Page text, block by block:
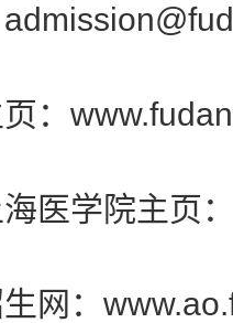
学院主页：
：